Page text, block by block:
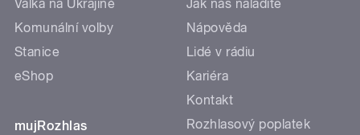
Válka na Ukrajině
Komunální volby
Stanice
eShop
mujRozhlas
Jak nás naladíte
Nápověda
Lidé v rádiu
Kariéra
Kontakt
Rozhlasový poplatek